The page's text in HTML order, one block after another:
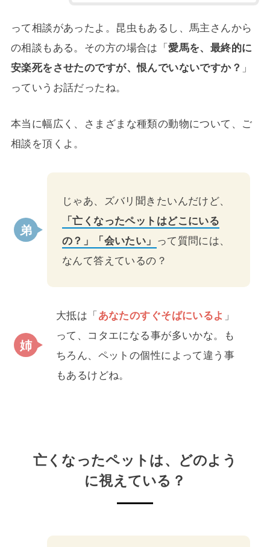
って相談があったよ。昆虫もあるし、馬主さんから
の相談もある。その方の場合は「愛馬を、最終的に
安楽死をさせたのですが、恨んでいないですか？ 」
っていうお話だったね。
本当に幅広く、さまざまな種類の動物について、ご
相談を頂くよ。
じゃあ、ズバリ聞きたいんだけど、
「亡くなったペットはどこにいる
の？」「会いたい」 って質問には、
なんて答えているの？
大抵は「あなたのすぐそばにいるよ 」
って、コタエになる事が多いかな。も
ちろん、ペットの個性によって違う事
もあるけどね。
亡くなったペットは、どのよう
に視えている？